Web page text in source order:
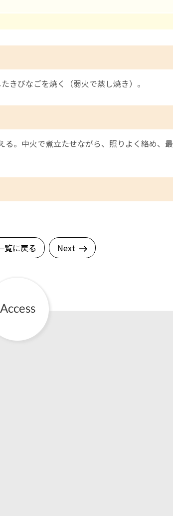
きびなごを焼く（弱火で蒸し焼き）。
る。中火で煮立たせながら、照りよく絡め、最
覧に戻る Next